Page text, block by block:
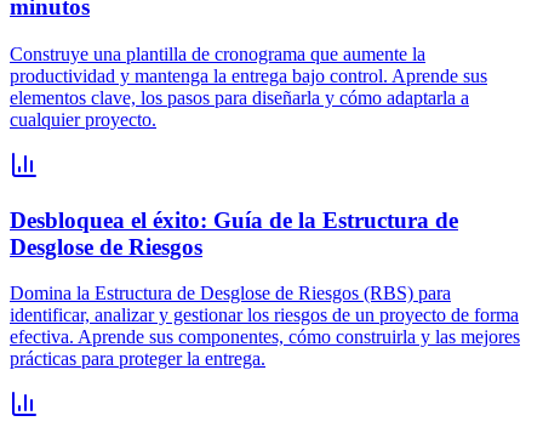
minutos
Construye una plantilla de cronograma que aumente la
productividad y mantenga la entrega bajo control. Aprende sus
elementos clave, los pasos para diseñarla y cómo adaptarla a
cualquier proyecto.
Desbloquea el éxito: Guía de la Estructura de
Desglose de Riesgos
Domina la Estructura de Desglose de Riesgos (RBS) para
identificar, analizar y gestionar los riesgos de un proyecto de forma
efectiva. Aprende sus componentes, cómo construirla y las mejores
prácticas para proteger la entrega.